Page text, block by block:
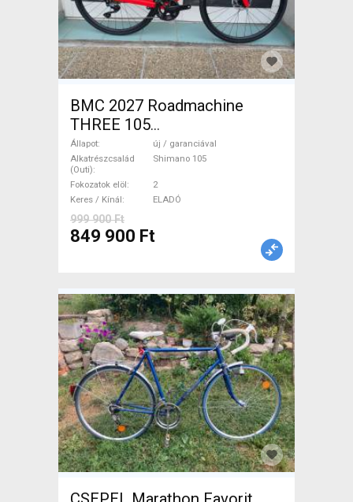
BMC 2027 Roadmachine
THREE 105
(47,51,54,56,58,61) Országúti
Shimano 105 tárcsafék új /
garanciával ELADÓ
Állapot
új / garanciával
Alkatrészcsalád
(Outi)
Shimano 105
Fokozatok elöl
2
Keres / Kínál
ELADÓ
999 900 Ft
849 900 Ft